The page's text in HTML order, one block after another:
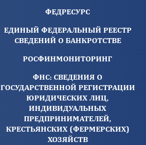
ФЕДРЕСУРС
ЕДИНЫЙ ФЕДЕРАЛЬНЫЙ РЕЕСТР
СВЕДЕНИЙ О БАНКРОТСТВЕ
РОСФИНМОНИТОРИНГ
ФНС: СВЕДЕНИЯ О
ГОСУДАРСТВЕННОЙ РЕГИСТРАЦИИ
ЮРИДИЧЕСКИХ ЛИЦ,
ИНДИВИДУАЛЬНЫХ
ПРЕДПРИНИМАТЕЛЕЙ,
КРЕСТЬЯНСКИХ (ФЕРМЕРСКИХ)
ХОЗЯЙСТВ